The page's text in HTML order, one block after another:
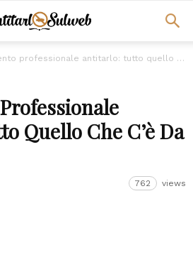
professionale antitarlo: tutto quello che c’è da sapere
Quello Che C’è Da
762 views